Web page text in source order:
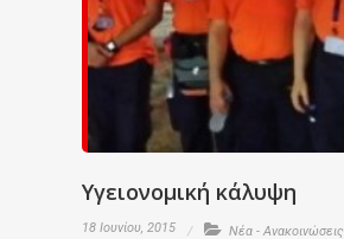
Υγειονομική κάλυψη
18 Ιουνίου, 2015 Νέα - Ανακοινώσεις